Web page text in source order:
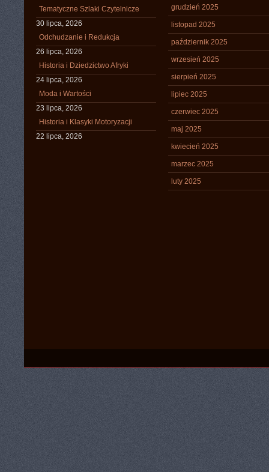
Tematyczne Szlaki Czytelnicze
30 lipca, 2026
Odchudzanie i Redukcja
26 lipca, 2026
Historia i Dziedzictwo Afryki
24 lipca, 2026
Moda i Wartości
23 lipca, 2026
Historia i Klasyki Motoryzacji
22 lipca, 2026
grudzień 2025
listopad 2025
październik 2025
wrzesień 2025
sierpień 2025
lipiec 2025
czerwiec 2025
maj 2025
kwiecień 2025
marzec 2025
luty 2025